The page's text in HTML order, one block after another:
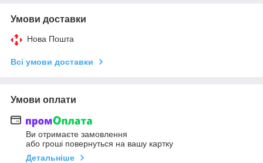
Умови доставки
Нова Пошта
Всі умови доставки
Умови оплати
Ви отримаєте замовлення
або гроші повернуться на вашу картку
Детальніше